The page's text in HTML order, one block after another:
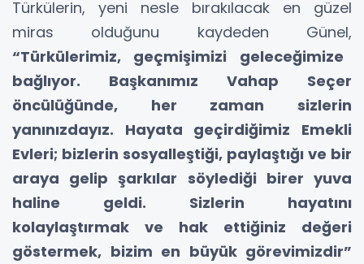
Türkülerin, yeni nesle bırakılacak en güzel
miras olduğunu kaydeden Günel,
“Türkülerimiz, geçmişimizi geleceğimize
bağlıyor. Başkanımız Vahap Seçer
öncülüğünde, her zaman sizlerin
yanınızdayız. Hayata geçirdiğimiz Emekli
Evleri; bizlerin sosyalleştiği, paylaştığı ve bir
araya gelip şarkılar söylediği birer yuva
haline geldi. Sizlerin hayatını
kolaylaştırmak ve hak ettiğiniz değeri
göstermek, bizim en büyük görevimizdir”